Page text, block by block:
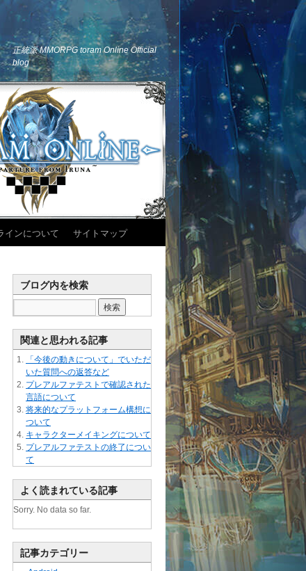
正統派 MMORPG toram Online Official
blog
インについて サイトマップ
ブログ内を検索
関連と思われる記事
「今後の動きについて」でいただ
いた質問への返答など
プレアルファテストで確認された
言語について
将来的なプラットフォーム構想に
ついて
キャラクターメイキングについて
プレアルファテストの終了につい
て
よく読まれている記事
Sorry. No data so far.
記事カテゴリー